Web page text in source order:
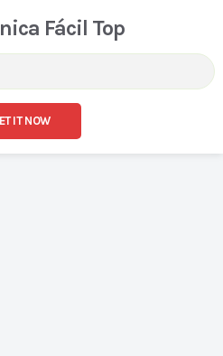
Fácil Top
IT NOW